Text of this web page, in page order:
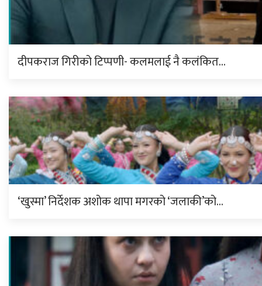
दीपकराज गिरीको टिप्पणी- कलमलाई नै कलंकित…
‘खुस्मा’ निर्देशक अशोक थापा मगरको ‘जलाकी’को…